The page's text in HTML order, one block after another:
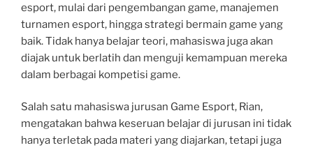
esport, mulai dari pengembangan game, manajemen
turnamen esport, hingga strategi bermain game yang
baik. Tidak hanya belajar teori, mahasiswa juga akan
diajak untuk berlatih dan menguji kemampuan mereka
dalam berbagai kompetisi game.
Salah satu mahasiswa jurusan Game Esport, Rian,
mengatakan bahwa keseruan belajar di jurusan ini tidak
hanya terletak pada materi yang diajarkan, tetapi juga